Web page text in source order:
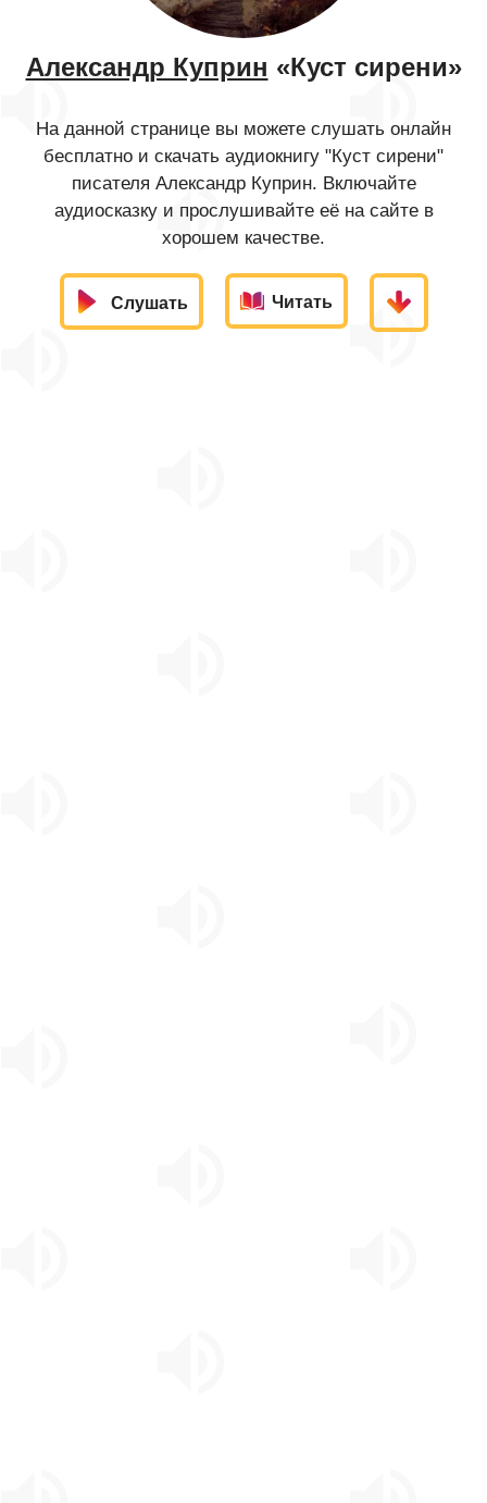
Александр Куприн «Куст сирени»
На данной странице вы можете слушать онлайн
бесплатно и скачать аудиокнигу "Куст сирени"
писателя Александр Куприн. Включайте
аудиосказку и прослушивайте её на сайте в
хорошем качестве.
Слушать Читать